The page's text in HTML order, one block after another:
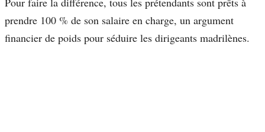
prendre 100 % de son salaire en charge, un argument
financier de poids pour séduire les dirigeants madrilènes.